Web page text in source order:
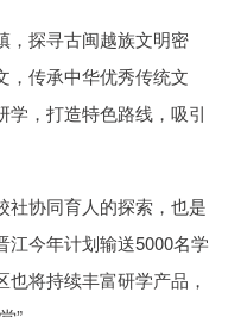
，探寻古闽越族文明密
，传承中华优秀传统文
，打造特色路线，吸引
社协同育人的探索，也是
江今年计划输送5000名学
将持续丰富研学产品，